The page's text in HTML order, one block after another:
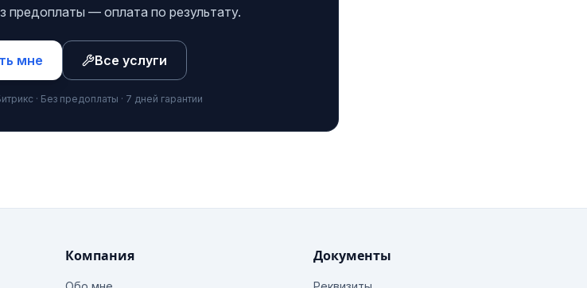
предоплаты — оплата по результату.
мне Все услуги
· Без предоплаты · 7 дней гарантии
Компания Документы